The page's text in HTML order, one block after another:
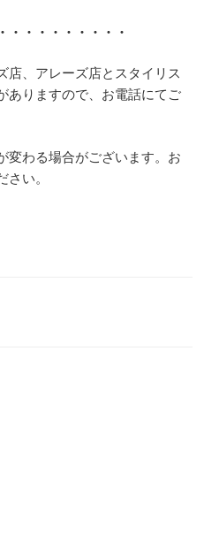
・・・・・・・・・
店、アレーズ店とスタイリス
ありますので、お電話にてご
変わる場合がございます。お
い。